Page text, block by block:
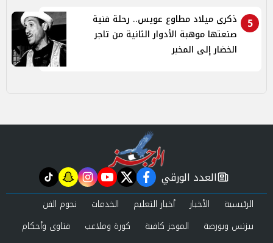
5
ذكرى ميلاد مطاوع عويس.. رحلة فنية
صنعتها موهبة الأدوار الثانية من تاجر
الخضار إلى المخبر
newspaper
العدد الورقي facebook
twitter
youtube
instagram
snapchat
tiktok
الرئيسية الأخبار أخبار التعليم الخدمات
نجوم الفن
بيزنس وبورصة
الموجز كافية كورة وملاعب
فتاوى وأحكام